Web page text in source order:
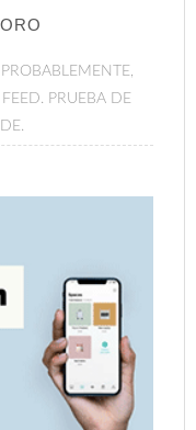
PRUEBA DE